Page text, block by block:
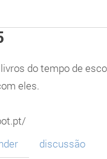
do tempo de
eles.
discussão